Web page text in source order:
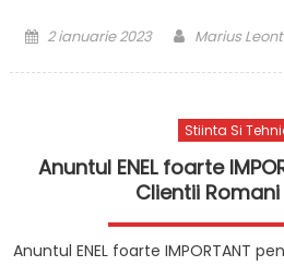
Posted
2 ianuarie 2023 Author
Marius
Stiinta Si
Anuntul ENEL foarte
Clientii
Anuntul ENEL foarte IMPORTANT